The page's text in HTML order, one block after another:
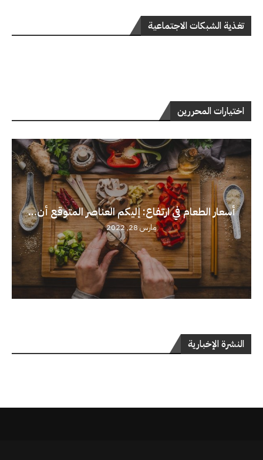
تغذية الشبكات الاجتماعية
اختيارات المحررين
أسعار الطعام في ارتفاع: إليكم العناصر المتوقع أن...
مارس 28, 2022
النشرة الإخبارية